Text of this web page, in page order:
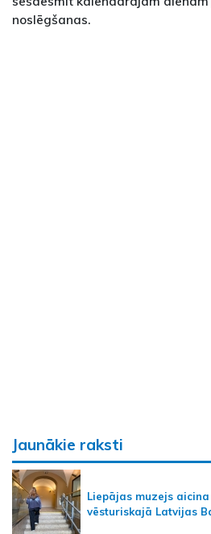
noslēgšanas.
Jaunākie raksti
Liepājas muzejs
vēsturiskajā Latvijas